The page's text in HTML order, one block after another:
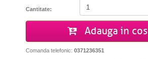
Cantitate:
Adauga in cos
Comanda telefonic: 0371236351